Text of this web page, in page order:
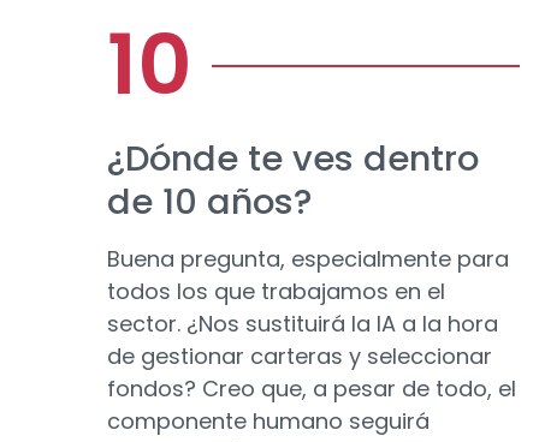
¿Dónde te ves dentro
de 10 años?
Buena pregunta, especialmente para
todos los que trabajamos en el
sector. ¿Nos sustituirá la IA a la hora
de gestionar carteras y seleccionar
fondos? Creo que, a pesar de todo, el
componente humano seguirá